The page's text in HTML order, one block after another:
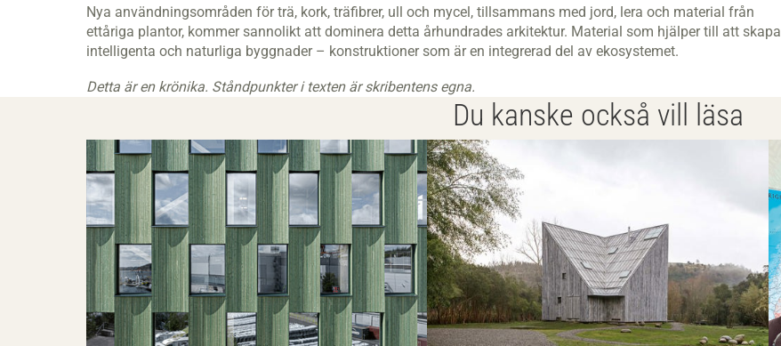
Nya användningsområden för trä, kork, träfibrer, ull och mycel, tillsammans med jord, lera och material från
ettåriga plantor, kommer sannolikt att dominera detta århundrades arkitektur. Material som hjälper till att skapa
intelligenta och naturliga byggnader – konstruktioner som är en integrerad del av ekosystemet.
Detta är en krönika. Ståndpunkter i texten är skribentens egna.
Du kanske också vill läsa